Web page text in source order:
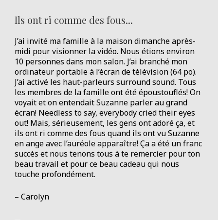
Ils ont ri comme des fous...
J’ai invité ma famille à la maison dimanche après-
midi pour visionner la vidéo. Nous étions environ
10 personnes dans mon salon. J’ai branché mon
ordinateur portable à l’écran de télévision (64 po).
J’ai activé les haut-parleurs surround sound. Tous
les membres de la famille ont été époustouflés! On
voyait et on entendait Suzanne parler au grand
écran! Needless to say, everybody cried their eyes
out! Mais, sérieusement, les gens ont adoré ça, et
ils ont ri comme des fous quand ils ont vu Suzanne
en ange avec l’auréole apparaître! Ça a été un franc
succès et nous tenons tous à te remercier pour ton
beau travail et pour ce beau cadeau qui nous
touche profondément.
– Carolyn